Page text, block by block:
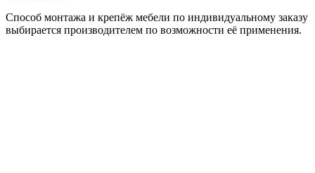
Способ монтажа и крепёж мебели по индивидуальному заказу
выбирается производителем по возможности её применения.